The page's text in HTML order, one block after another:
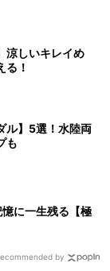
涼しいキレイめ
る！
ル】5選！水陸両
も
憶に一生残る【極
by